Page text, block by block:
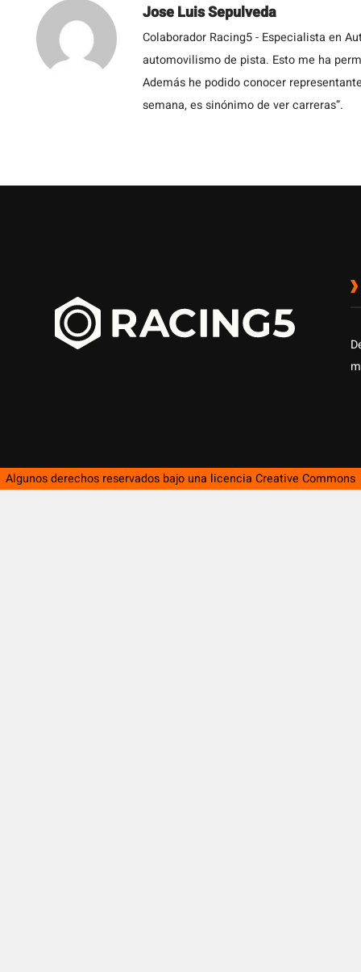
Jose Luis Sepulveda
Colaborador Racing5 - Especialista en
automovilismo de pista. Esto me ha
Además he podido conocer
semana, es sinónimo de ver carreras”.
Algunos derechos reservados bajo una licencia Creative Commons